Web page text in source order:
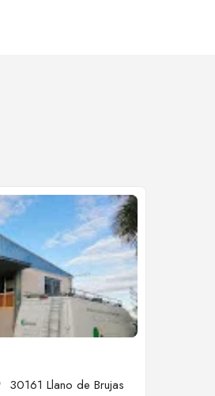
30161 Llano de Brujas